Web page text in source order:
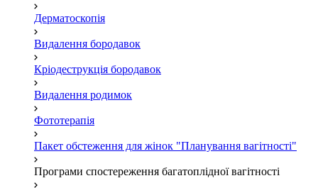
Дерматоскопія
Видалення бородавок
Кріодеструкція бородавок
Видалення родимок
Фототерапія
Пакет обстеження для жінок "Планування вагітності"
Програми спостереження багатоплідної вагітності